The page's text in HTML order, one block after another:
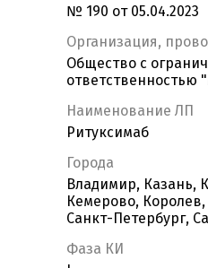
№ 190 от 05.04.2023
Организация,
Общество с
ответственностью
Наименование ЛП
Ритуксимаб
Города
Владимир, Казань,
Кемерово,
Санкт-Петербург,
Фаза КИ